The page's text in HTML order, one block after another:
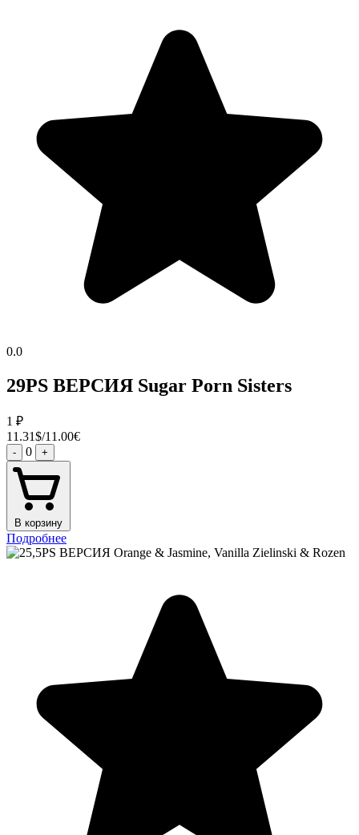
0.0
29PS ВЕРСИЯ Sugar Porn Sisters
1 ₽
11.31$/11.00€
- 0 +
В корзину
Подробнее